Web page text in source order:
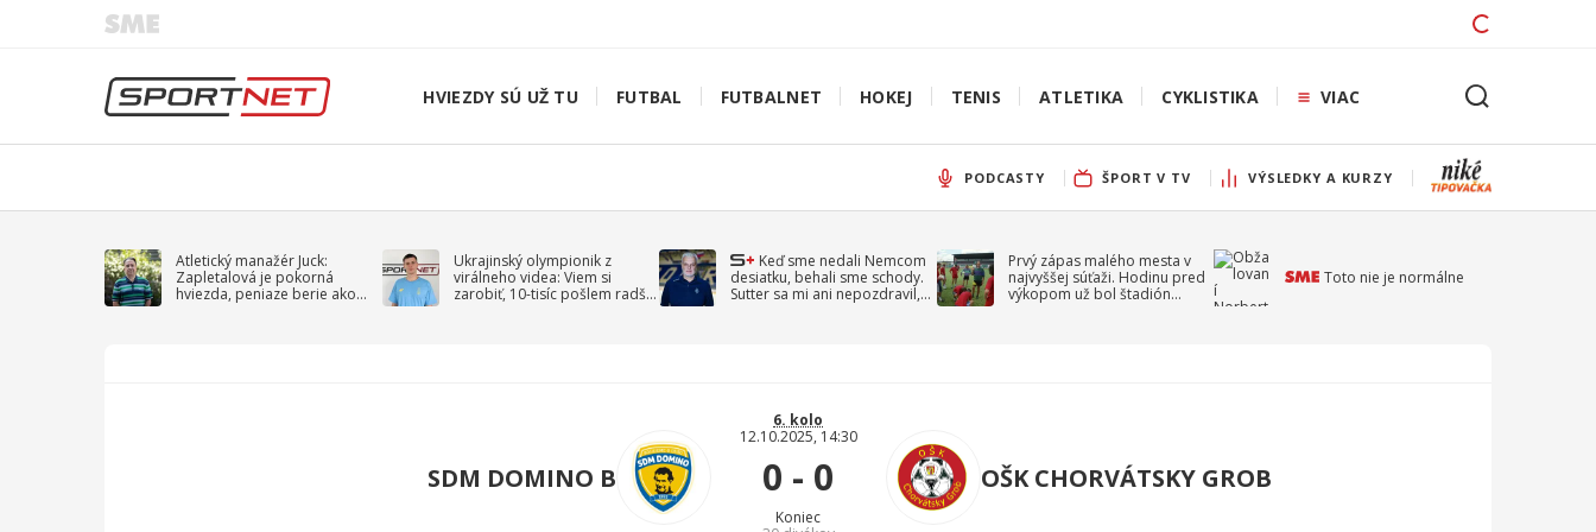
HVIEZDY SÚ UŽ TU FUTBAL FUTBALNET HOKEJ TENIS ATLETIKA CYKLISTIKA VIAC
PODCASTY ŠPORT V TV VÝSLEDKY A KURZY
Atletický manažér Juck:
Zapletalová je pokorná
hviezda, peniaze berie ako
Ukrajinský olympionik z
virálneho videa: Viem si
zarobiť, 10-tisíc pošlem radšej
Keď sme nedali Nemcom
desiatku, behali sme schody.
Sutter sa mi ani nepozdravil,
Prvý zápas malého mesta v
najvyššej súťaži. Hodinu pred
výkopom už bol štadión
Toto nie je normálne
SDM DOMINO B
6. kolo
12.10.2025, 14:30
0 - 0
Koniec
OŠK CHORVÁTSKY GROB